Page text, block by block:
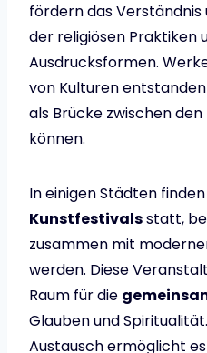
fördern das
der religiösen Praktiken
Ausdrucksformen.
von Kulturen
als Brücke zwischen
können.
In einigen Städten
Kunstfestivalsstatt,
zusammen mit
werden. Diese
Raum für die
Glauben und
Austausch ermöglicht